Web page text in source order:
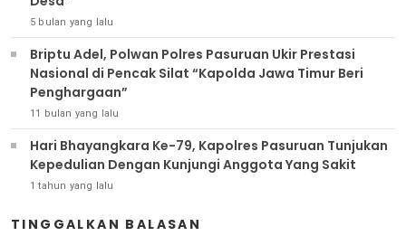
5 bulan yang lalu
Briptu Adel, Polwan Polres Pasuruan Ukir Prestasi
Nasional di Pencak Silat “Kapolda Jawa Timur Beri
Penghargaan”
11 bulan yang lalu
Hari Bhayangkara Ke-79, Kapolres Pasuruan Tunjukan
Kepedulian Dengan Kunjungi Anggota Yang Sakit
1 tahun yang lalu
TINGGALKAN BALASAN